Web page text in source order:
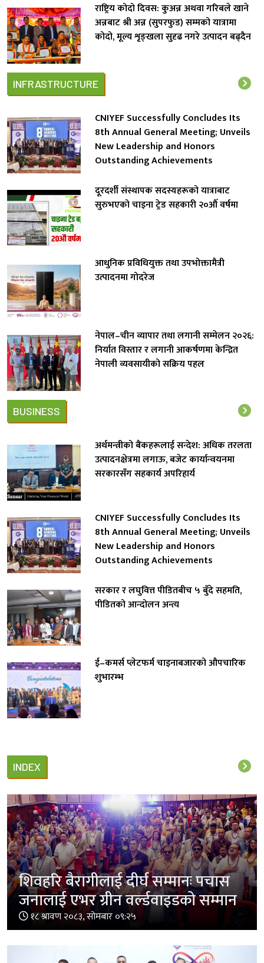
राष्ट्रिय कोदो दिवस: कुअन्न अथवा गरिबले खाने
अन्नबाट श्री अन्न (सुपरफुड) सम्मको यात्रामा
कोदो, मूल्य शृङ्खला सुदृढ नगरे उत्पादन बढ्दैन
INFRASTRUCTURE
CNIYEF Successfully Concludes Its
8th Annual General Meeting; Unveils
New Leadership and Honors
Outstanding Achievements
दूरदर्शी संस्थापक सदस्यहरूको यात्राबाट
सुरुभएको चाइना ट्रेड सहकारी २०औँ वर्षमा
आधुनिक प्रविधियुक्त तथा उपभोक्तामैत्री
उत्पादनमा गोदरेज
नेपाल–चीन व्यापार तथा लगानी सम्मेलन २०२६:
निर्यात विस्तार र लगानी आकर्षणमा केन्द्रित
नेपाली व्यवसायीको सक्रिय पहल
BUSINESS
अर्थमन्त्रीको बैंकहरूलाई सन्देश: अधिक तरलता
उत्पादनक्षेत्रमा लगाऊ, बजेट कार्यान्वयनमा
सरकारसँग सहकार्य अपरिहार्य
CNIYEF Successfully Concludes Its
8th Annual General Meeting; Unveils
New Leadership and Honors
Outstanding Achievements
सरकार र लघुवित्त पीडितबीच ५ बुँदे सहमति,
पीडितको आन्दोलन अन्त्य
ई–कमर्स प्लेटफर्म चाइनाबजारको औपचारिक
शुभारम्भ
INDEX
शिवहरि बैरागीलाई दीर्घ सम्मानः पचास
जनालाई एभर ग्रीन वर्ल्डवाइडको सम्मान
१८ श्रावण २०८३, सोमबार ०९:२५